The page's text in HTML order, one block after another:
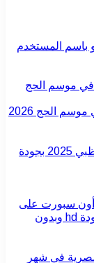
باسم المستخدم
الحج 2026
تحديث تردد قناة ناشيونال جيوغرافيك أبو ظبي 2025 بجودة
أون سبورت على
القمر الصناعي نايل سات وعرب سات بجودة hd وبدون